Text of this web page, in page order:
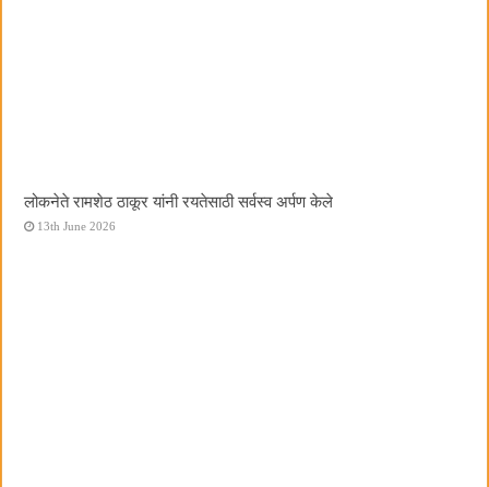
लोकनेते रामशेठ ठाकूर यांनी रयतेसाठी सर्वस्व अर्पण केले
13th June 2026